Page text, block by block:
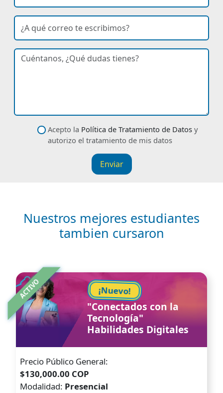
Ingresa tu número de celular
correo
Ingresa tu correo electrónico
curso de interés
dudas
Descríbenos tu petición
datos
Acepto la Política de Tratamiento de Datosy
autorizo el tratamiento de mis datos
Enviar
Nuestros mejores estudiantes
tambien cursaron
ACTIVO ¡Nuevo!
Image
"Conectados con la
Tecnología"
Habilidades Digitales
Precio Público General:
$130,000.00 COP
Modalidad: Presencial